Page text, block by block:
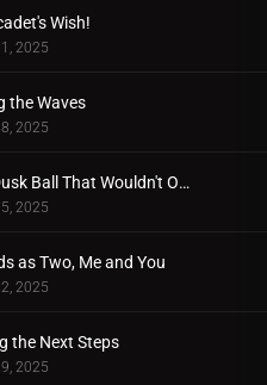
Wish!
2025
the Waves
2025
The Dusk Ball That Wouldn't Open
2025
as Two, Me and You
2025
the Next Steps
2025